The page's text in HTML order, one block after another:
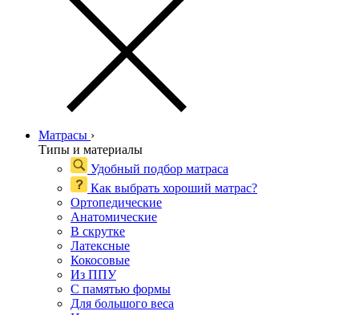
Матрасы ›
Типы и материалы
Удобный подбор матраса
Как выбрать хороший матрас?
Ортопедические
Анатомические
В скрутке
Латексные
Кокосовые
Из ППУ
С памятью формы
Для большого веса